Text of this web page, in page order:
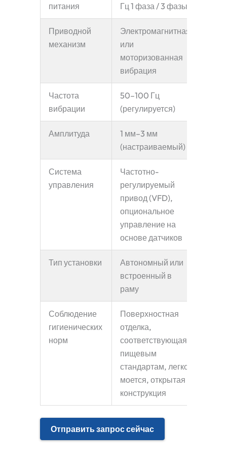
питания
Гц 1 фаза / 3 фазы
Приводной
механизм
Электромагнитная
или
моторизованная
вибрация
Частота
вибрации
50–100 Гц
(регулируется)
Амплитуда
1 мм–3 мм
(настраиваемый)
Система
управления
Частотно-
регулируемый
привод (VFD),
опциональное
управление на
основе датчиков
Тип установки
Автономный или
встроенный в
раму
Соблюдение
гигиенических
норм
Поверхностная
отделка,
соответствующая
пищевым
стандартам, легко
моется, открытая
конструкция
Отправить запрос сейчас